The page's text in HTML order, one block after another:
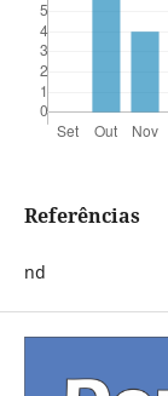
Referências
nd